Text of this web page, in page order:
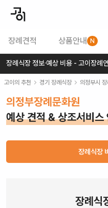
장례견적 상품안내 N
장례식장 정보·예상 비용 - 고이장례
고이의 추천 경기 장례식장 의정부시
의정부장례문화원
예상 견적 & 상조서비스
장례식장
장례식